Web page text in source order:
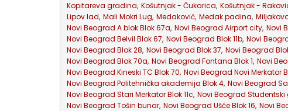
Kopitareva gradina, Košutnjak - Čukarica, Košutnjak -
Lipov lad, Mali Mokri Lug, Medaković, Medak padina,
Novi Beograd A blok Blok 67a, Novi Beograd Airport city, Novi
Novi Beograd Belvil Blok 67, Novi Beograd Blok 11b, Novi
Novi Beograd Blok 28, Novi Beograd Blok 37, Novi Beograd
Novi Beograd Blok 70a, Novi Beograd Fontana Blok 1, Novi
Novi Beograd Kineski TC Blok 70, Novi Beograd Novi Merkator
Novi Beograd Politehnička akademija Blok 4, Novi Beograd
Novi Beograd Stari Merkator Blok 11c, Novi Beograd Studentski
Novi Beograd Tošin bunar, Novi Beograd Ušće Blok 16, Novi